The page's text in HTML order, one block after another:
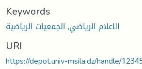
Keywords
الاعلام الرياضي, الجمعيات الرياضية
URI
https://depot.univ-msila.dz/handle/